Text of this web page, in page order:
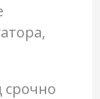
срочно